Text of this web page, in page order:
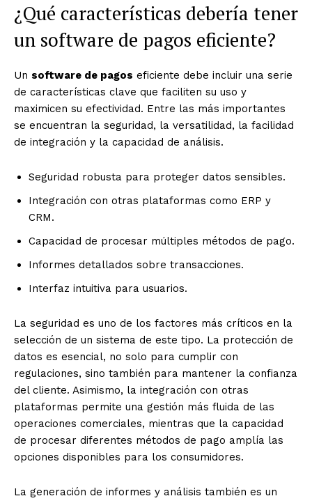
¿Qué características debería tener
un software de pagos eficiente?
Un software de pagos eficiente debe incluir una serie
de características clave que faciliten su uso y
maximicen su efectividad. Entre las más importantes
se encuentran la seguridad, la versatilidad, la facilidad
de integración y la capacidad de análisis.
Seguridad robusta para proteger datos sensibles.
Integración con otras plataformas como ERP y
CRM.
Capacidad de procesar múltiples métodos de pago.
Informes detallados sobre transacciones.
Interfaz intuitiva para usuarios.
La seguridad es uno de los factores más críticos en la
selección de un sistema de este tipo. La protección de
datos es esencial, no solo para cumplir con
regulaciones, sino también para mantener la confianza
del cliente. Asimismo, la integración con otras
plataformas permite una gestión más fluida de las
operaciones comerciales, mientras que la capacidad
de procesar diferentes métodos de pago amplía las
opciones disponibles para los consumidores.
La generación de informes y análisis también es un